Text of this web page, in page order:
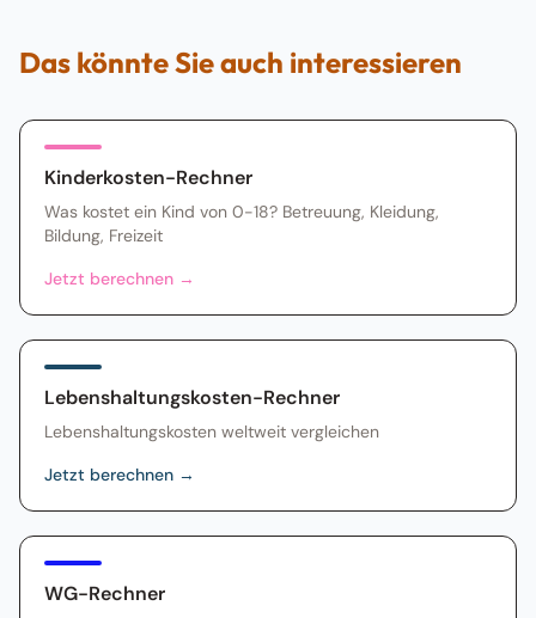
Das könnte Sie auch interessieren
Kinderkosten-Rechner
Was kostet ein Kind von 0-18? Betreuung, Kleidung,
Bildung, Freizeit
Jetzt berechnen →
Lebenshaltungskosten-Rechner
Lebenshaltungskosten weltweit vergleichen
Jetzt berechnen →
WG-Rechner